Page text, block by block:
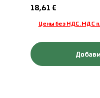
Обычная цена:
18,61 €
Цены без НДС. НДС